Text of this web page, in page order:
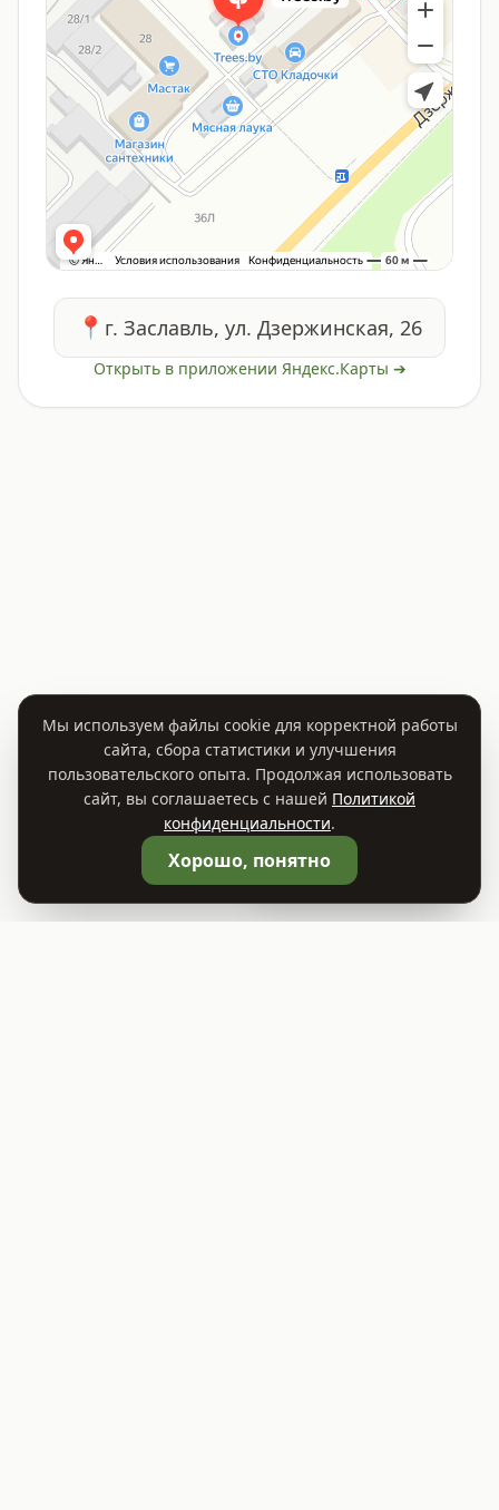
📍 г. Заславль, ул. Дзержинская, 26
Открыть в приложении Яндекс.Карты ➔
Мы используем файлы cookie для корректной работы
сайта, сбора статистики и улучшения
пользовательского опыта. Продолжая использовать
сайт, вы соглашаетесь с нашей Политикой
конфиденциальности.
Хорошо, понятно
🛒Корзина